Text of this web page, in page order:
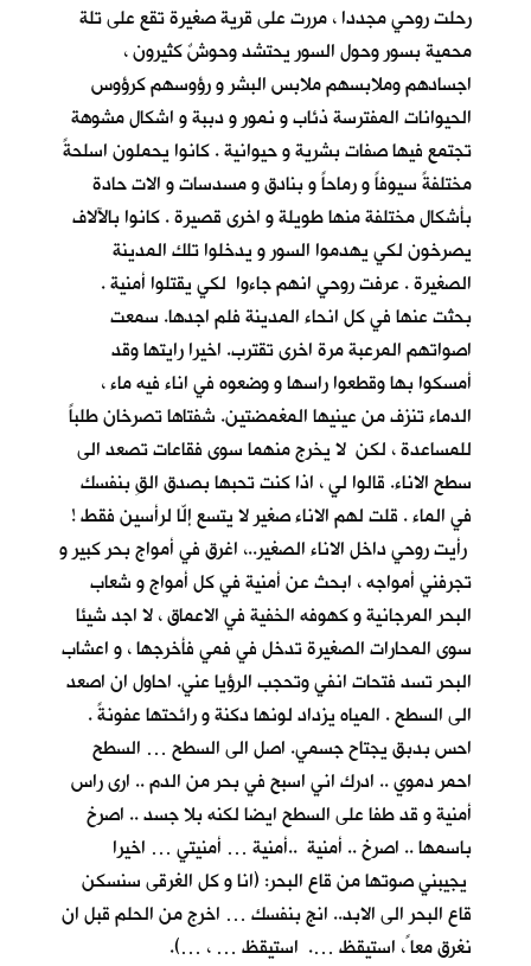
رحلت روحي مجددا ، مررت على قرية صغيرة تقع على تلة
محمية بسور وحول السور يحتشد وحوشٌ كثيرون ،
اجسادهم وملابسهم ملابس البشر و رؤوسهم كرؤوس
الحيوانات المفترسة ذئاب و نمور و دببة و اشكال مشوهة
تجتمع فيها صفات بشرية و حيوانية . كانوا يحملون اسلحةً
مختلفةً سيوفاً و رماحاً و بنادق و مسدسات و الات حادة
بأشكال مختلفة منها طويلة و اخرى قصيرة . كانوا بالآلاف
يصرخون لكي يهدموا السور و يدخلوا تلك المدينة
الصغيرة . عرفت روحي انهم جاءوا لكي يقتلوا أمنية .
بحثت عنها في كل انحاء المدينة فلم اجدها. سمعت
اصواتهم المرعبة مرة اخرى تقترب. اخيرا رايتها وقد
أمسكوا بها وقطعوا راسها و وضعوه في اناء فيه ماء ،
الدماء تنزف من عينيها المغمضتين. شفتاها تصرخان طلباً
للمساعدة ، لكن لا يخرج منهما سوى فقاعات تصعد الى
سطح الاناء. قالوا لي ، اذا كنت تحبها بصدق القِ بنفسك
في الماء . قلت لهم الاناء صغير لا يتسع إلّا لرأسين فقط !
رأيت روحي داخل الاناء الصغير..، اغرق في أمواج بحر كبير و
تجرفني أمواجه ، ابحث عن أمنية في كل أمواج و شعاب
البحر المرجانية و كهوفه الخفية في الاعماق ، لا اجد شيئا
سوى المحارات الصغيرة تدخل في فمي فأخرجها ، و اعشاب
البحر تسد فتحات انفي وتحجب الرؤيا عني. احاول ان اصعد
الى السطح . المياه يزداد لونها دكنة و رائحتها عفونةً .
احس بدبق يجتاح جسمي. اصل الى السطح … السطح
احمر دموي .. ادرك اني اسبح في بحر من الدم .. ارى راس
أمنية و قد طفا على السطح ايضا لكنه بلا جسد .. اصرخ
باسمها .. اصرخ .. أمنية ..أمنية … أمنيتي … اخيرا
يجيبني صوتها من قاع البحر: (انا و كل الغرقى سنسكن
قاع البحر الى الابد.. انج بنفسك … اخرج من الحلم قبل ان
نغرق معا ً، استيقظ …. استيقظ … ، …).